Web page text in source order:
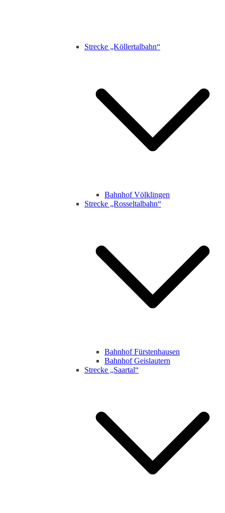
Strecke „Köllertalbahn“
Bahnhof Völklingen
Strecke „Rosseltalbahn“
Bahnhof Fürstenhausen
Bahnhof Geislautern
Strecke „Saartal“